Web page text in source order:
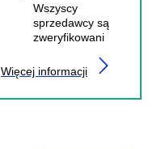
Wszyscy
sprzedawcy są
zweryfikowani
Więcej informacji